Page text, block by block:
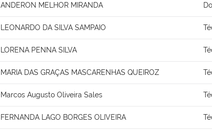
ANDERON MELHOR MIRANDA
LEONARDO DA SILVA SAMPAIO
LORENA PENNA SILVA
MARIA DAS GRAÇAS MASCARENHAS QUEIROZ
Marcos Augusto Oliveira Sales
FERNANDA LAGO BORGES OLIVEIRA